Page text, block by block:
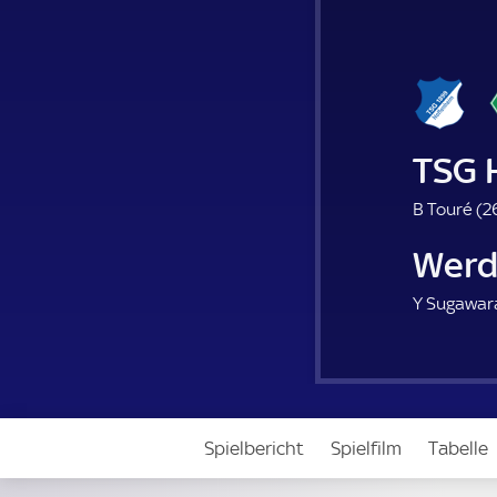
TSG
B Touré (
Y
Spielbericht Spielfilm Tabelle